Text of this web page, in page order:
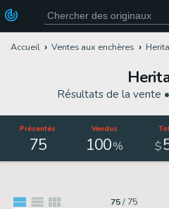
Accueil Ventes aux enchères
Résultats de la vente •
Présentés
75
Vendus
100% $
75/ 75